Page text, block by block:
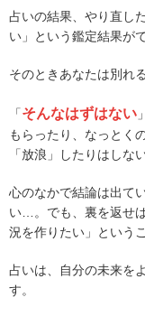
占いの結果、やり直し
い」という鑑定結果が
そのときあなたは別れ
「そんなはずはない
もらったり、なっとく
「放浪」したりはしな
心のなかで結論は出て
い…。でも、裏を返せ
況を作りたい」という
占いは、自分の未来を
す。